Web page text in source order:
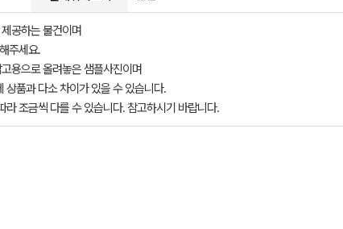
공하는 물건이며
주세요.
용으로 올려놓은 샘플사진이며
상품과 다소 차이가 있을 수 있습니다.
조금씩 다를 수 있습니다. 참고하시기 바랍니다.